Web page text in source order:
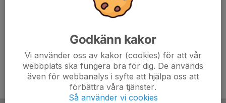
Tränare
Godkänn kakor
Vi använder oss av kakor (cookies) för att vår
webbplats ska fungera bra för dig. De används
även för webbanalys i syfte att hjälpa oss att
förbättra våra tjänster.
Så använder vi cookies